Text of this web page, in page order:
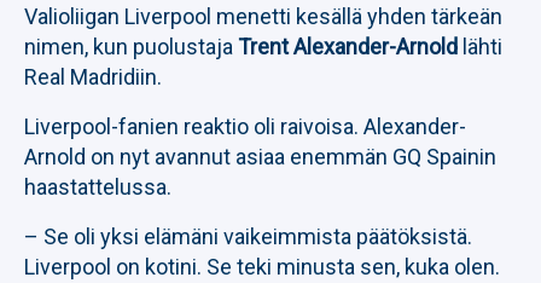
Valioliigan Liverpool menetti kesällä yhden tärkeän
nimen, kun puolustaja Trent Alexander-Arnold lähti
Real Madridiin.
Liverpool-fanien reaktio oli raivoisa. Alexander-
Arnold on nyt avannut asiaa enemmän GQ Spainin
haastattelussa.
– Se oli yksi elämäni vaikeimmista päätöksistä.
Liverpool on kotini. Se teki minusta sen, kuka olen.